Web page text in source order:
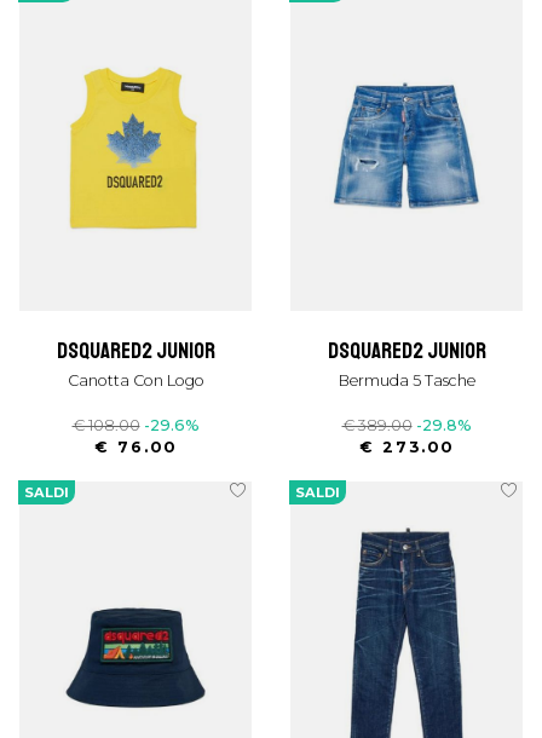
dsquared2 junior
Canotta Con Logo
€ 108.00 -29.6%
€ 76.00
dsquared2 junior
Bermuda 5 Tasche
€ 389.00 -29.8%
€ 273.00
SALDI SALDI